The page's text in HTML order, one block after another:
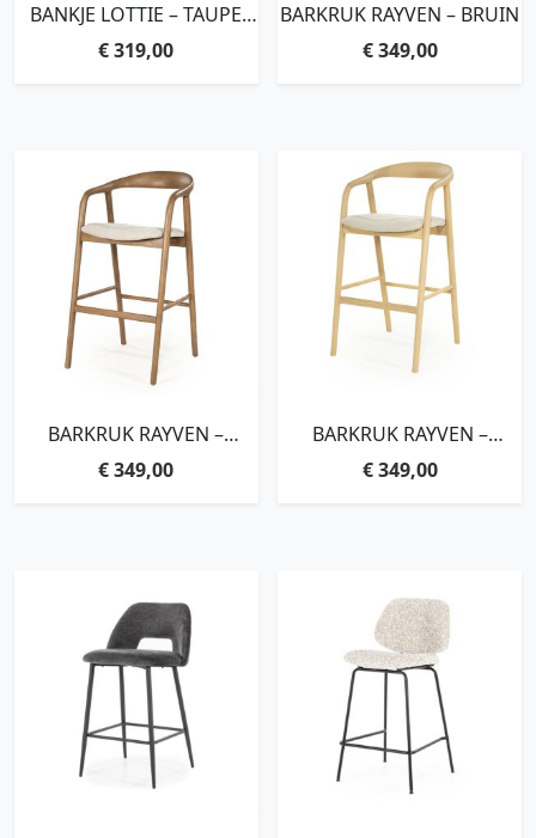
BANKJE LOTTIE – TAUPE
NORI
€319,00
BARKRUK RAYVEN – BRUIN
€349,00
BARKRUK RAYVEN –
LICHTBRUIN
€349,00
BARKRUK RAYVEN –
NATUREL
€349,00